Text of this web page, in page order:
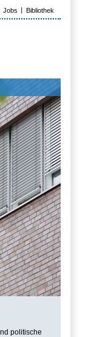
Jobs Bibliothek
politische